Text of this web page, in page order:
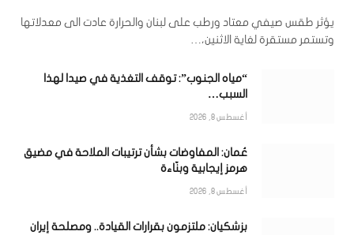
يؤثر طقس صيفي معتاد ورطب على لبنان والحرارة عادت الى معدلاتها
وتستمر مستقرة لغاية الاثنين،…
“مياه الجنوب”: توقف التغذية في صيدا لهذا
السبب…
أغسطس 8, 2026
عُمان: المفاوضات بشأن ترتيبات الملاحة في مضيق
هرمز إيجابية وبنّاءة
أغسطس 8, 2026
بزشكيان: ملتزمون بقرارات القيادة.. ومصلحة إيران